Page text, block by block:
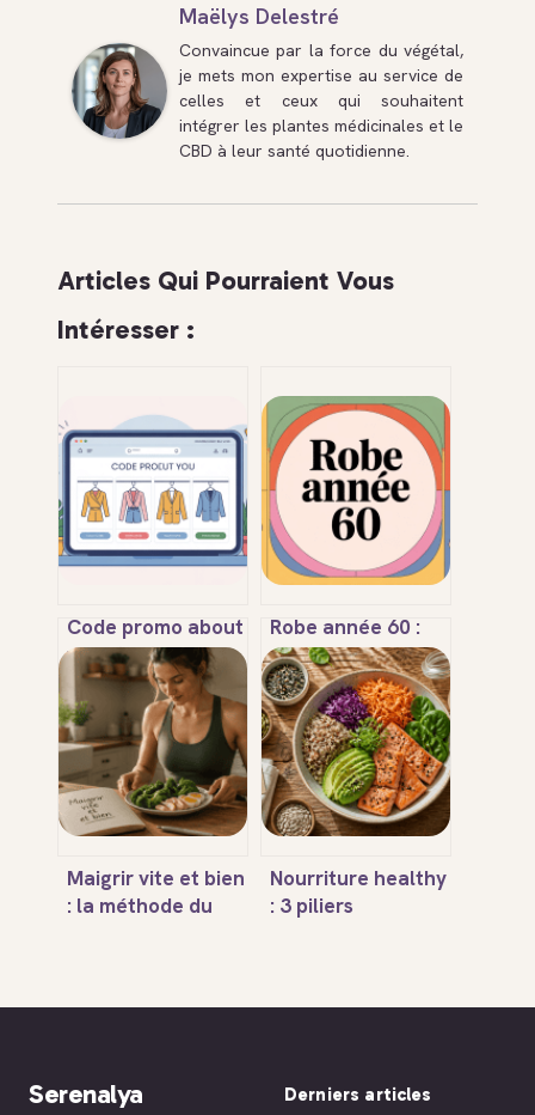
Maëlys Delestré
Convaincue par la force du végétal,
je mets mon expertise au service de
celles et ceux qui souhaitent
intégrer les plantes médicinales et le
CBD à leur santé quotidienne.
Articles Qui Pourraient Vous
Intéresser :
Code promo about
you : toutes les
astuces pour
vraiment payer
moins
Robe année 60 :
styles iconiques,
coupes flatteuses
et idées de looks
Maigrir vite et bien
: la méthode du
des résultats
Nourriture healthy
: 3 piliers
assiette
Serenalya Derniers articles